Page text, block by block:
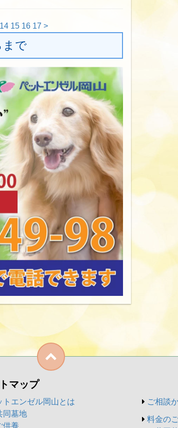
14 15 16 17 >
まで
マップ
トエンゼル岡山とは
同墓地
供養
ご相談
料金の